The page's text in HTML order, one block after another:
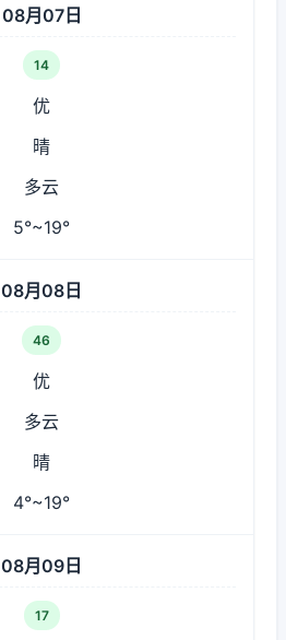
08月07日
14
优
晴
多云
5°~19°
08月08日
46
优
多云
晴
4°~19°
08月09日
17